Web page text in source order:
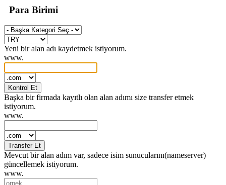
Para Birimi
Yeni bir alan adı kaydetmek istiyorum.
www.
Kontrol Et
Başka bir firmada kayıtlı olan alan adımı size transfer etmek
istiyorum.
www.
Transfer Et
Mevcut bir alan adım var, sadece isim sunucularını(nameserver)
güncellemek istiyorum.
www.